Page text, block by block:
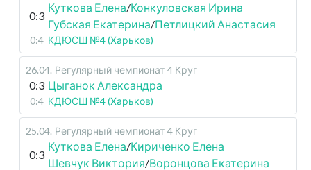
0:3
Куткова Елена/Конкуловская Ирина
Губская Екатерина/Петлицкий Анастасия
0:4 КДЮСШ №4 (Харьков)
26.04. Регулярный чемпионат 4 Круг
0:3 Цыганок Александра
0:4 КДЮСШ №4 (Харьков)
25.04. Регулярный чемпионат 4 Круг
0:3
Куткова Елена/Кириченко Елена
Шевчук Виктория/Воронцова Екатерина